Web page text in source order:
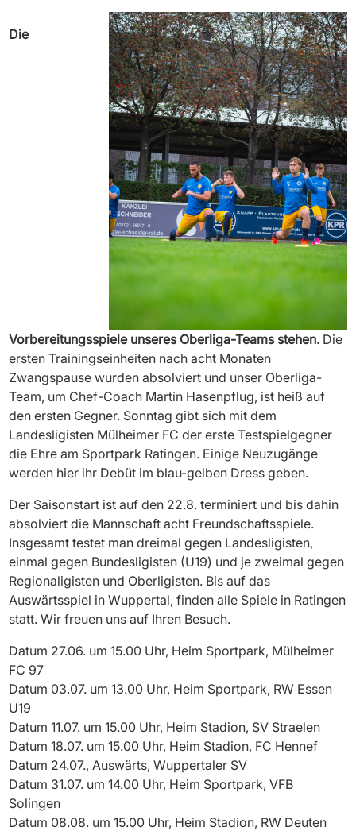
Die
Vorbereitungsspiele unseres Oberliga-Teams stehen. Die
ersten Trainingseinheiten nach acht Monaten
Zwangspause wurden absolviert und unser Oberliga-
Team, um Chef-Coach Martin Hasenpflug, ist heiß auf
den ersten Gegner. Sonntag gibt sich mit dem
Landesligisten Mülheimer FC der erste Testspielgegner
die Ehre am Sportpark Ratingen. Einige Neuzugänge
werden hier ihr Debüt im blau-gelben Dress geben.
Der Saisonstart ist auf den 22.8. terminiert und bis dahin
absolviert die Mannschaft acht Freundschaftsspiele.
Insgesamt testet man dreimal gegen Landesligisten,
einmal gegen Bundesligisten (U19) und je zweimal gegen
Regionaligisten und Oberligisten. Bis auf das
Auswärtsspiel in Wuppertal, finden alle Spiele in Ratingen
statt. Wir freuen uns auf Ihren Besuch.
Datum 27.06. um 15.00 Uhr, Heim Sportpark, Mülheimer
FC 97
Datum 03.07. um 13.00 Uhr, Heim Sportpark, RW Essen
U19
Datum 11.07. um 15.00 Uhr, Heim Stadion, SV Straelen
Datum 18.07. um 15.00 Uhr, Heim Stadion, FC Hennef
Datum 24.07., Auswärts, Wuppertaler SV
Datum 31.07. um 14.00 Uhr, Heim Sportpark, VFB
Solingen
Datum 08.08. um 15.00 Uhr, Heim Stadion, RW Deuten